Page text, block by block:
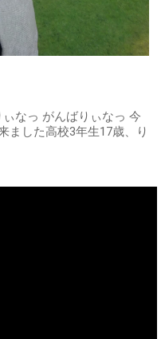
なっ がんばりぃなっ 今
ました高校3年生17歳、り